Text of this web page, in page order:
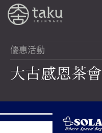
優惠活動
大古感恩茶會